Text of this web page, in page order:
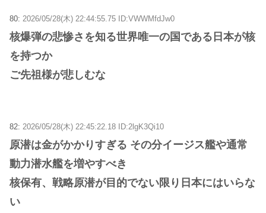
80: 2026/05/28(木) 22:44:55.75 ID:VWWMfdJw0
核爆弾の悲惨さを知る世界唯一の国である日本が核
を持つか
ご先祖様が悲しむな
82: 2026/05/28(木) 22:45:22.18 ID:2lgK3Qi10
原潜は金がかかりすぎる その分イージス艦や通常
動力潜水艦を増やすべき
核保有、戦略原潜が目的でない限り日本にはいらな
い